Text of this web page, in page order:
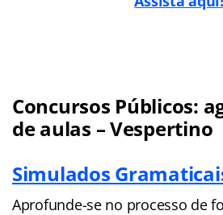
Concursos Públicos:
de aulas – Vespertino
Simulados
Aprofunde-se no processo de